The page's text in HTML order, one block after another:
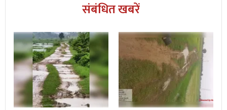
साथ 'टीचर्स ऑफ बिहार' लगातार शिक्षकों के सम्मान और शिक्षा के
उत्थान के लिए कार्यरत है। टीम ने सभी प्रतिभागियों का आभार व्यक्त
करते हुए भविष्य में भी ऐसे आयोजनों से जुड़ने की अपील की है।
संबंधित खबरें